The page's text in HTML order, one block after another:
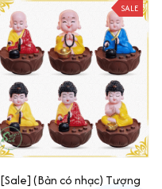
SALE
[Sale] (Bản có nhạc) Tượng